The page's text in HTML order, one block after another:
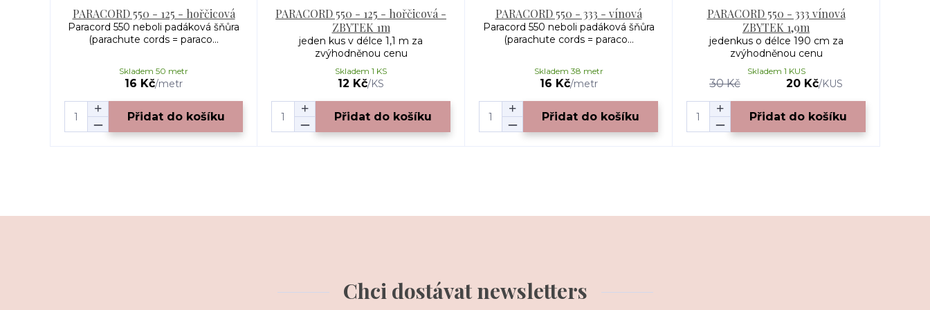
PARACORD 550 - 125 - hořčicová
Paracord 550 neboli padáková šňůra
(parachute cords = paraco...
16 Kč/metr
Skladem 50 metr
Přidat do košíku
PARACORD 550 - 125 - hořčicová -
ZBYTEK 1m
jeden kus v délce 1,1 m za
zvýhodněnou cenu
12 Kč/KS
Skladem 1 KS
Přidat do košíku
PARACORD 550 - 333 - vínová
Paracord 550 neboli padáková šňůra
(parachute cords = paraco...
16 Kč/metr
Skladem 38 metr
Přidat do košíku
PARACORD 550 - 333 vínová
ZBYTEK 1,9m
jedenkus o délce 190 cm za
zvýhodněnou cenu
30 Kč 20 Kč/KUS
Skladem 1 KUS
Přidat do košíku
Chci dostávat newsletters